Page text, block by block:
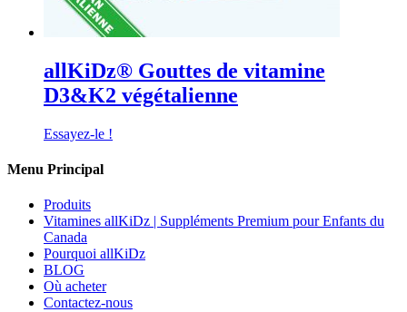
allKiDz® Gouttes de vitamine
D3&K2 végétalienne
Essayez-le !
Menu Principal
Produits
Vitamines allKiDz | Suppléments Premium pour Enfants du
Canada
Pourquoi allKiDz
BLOG
Où acheter
Contactez-nous